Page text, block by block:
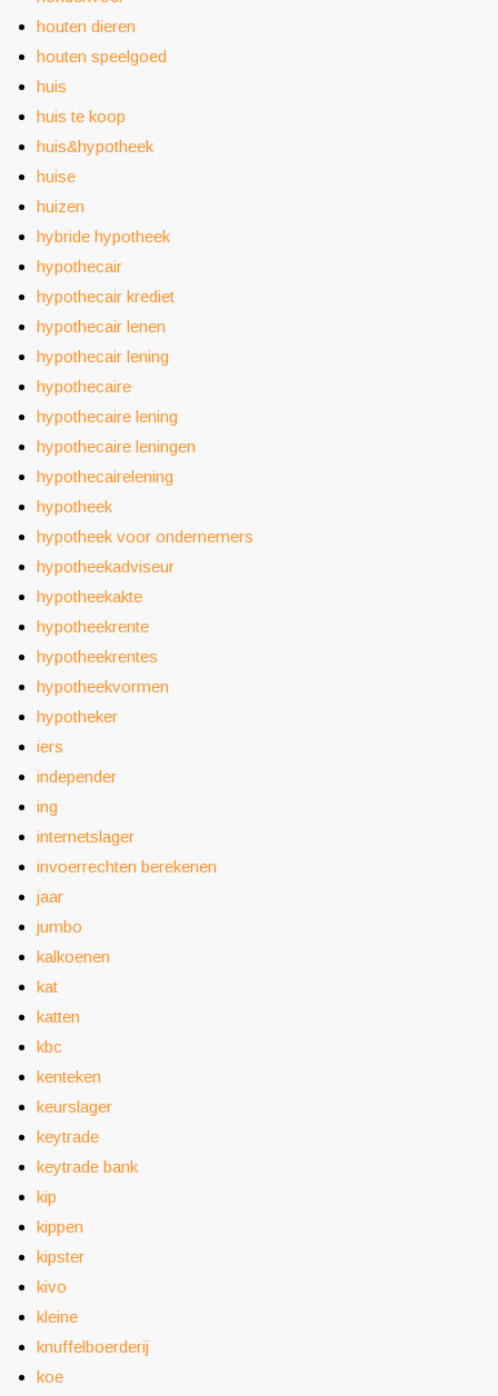
houten dieren
houten speelgoed
huis
huis te koop
huis&hypotheek
huise
huizen
hybride hypotheek
hypothecair
hypothecair krediet
hypothecair lenen
hypothecair lening
hypothecaire
hypothecaire lening
hypothecaire leningen
hypothecairelening
hypotheek
hypotheek voor ondernemers
hypotheekadviseur
hypotheekakte
hypotheekrente
hypotheekrentes
hypotheekvormen
hypotheker
iers
independer
ing
internetslager
invoerrechten berekenen
jaar
jumbo
kalkoenen
kat
katten
kbc
kenteken
keurslager
keytrade
keytrade bank
kip
kippen
kipster
kivo
kleine
knuffelboerderij
koe